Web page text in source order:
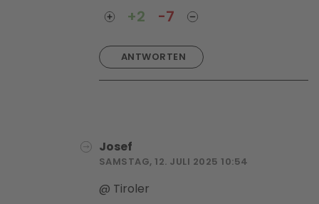
ANTWORTEN
+2 -7
Josef
SAMSTAG, 12. JULI 2025 10:54
@ Tiroler